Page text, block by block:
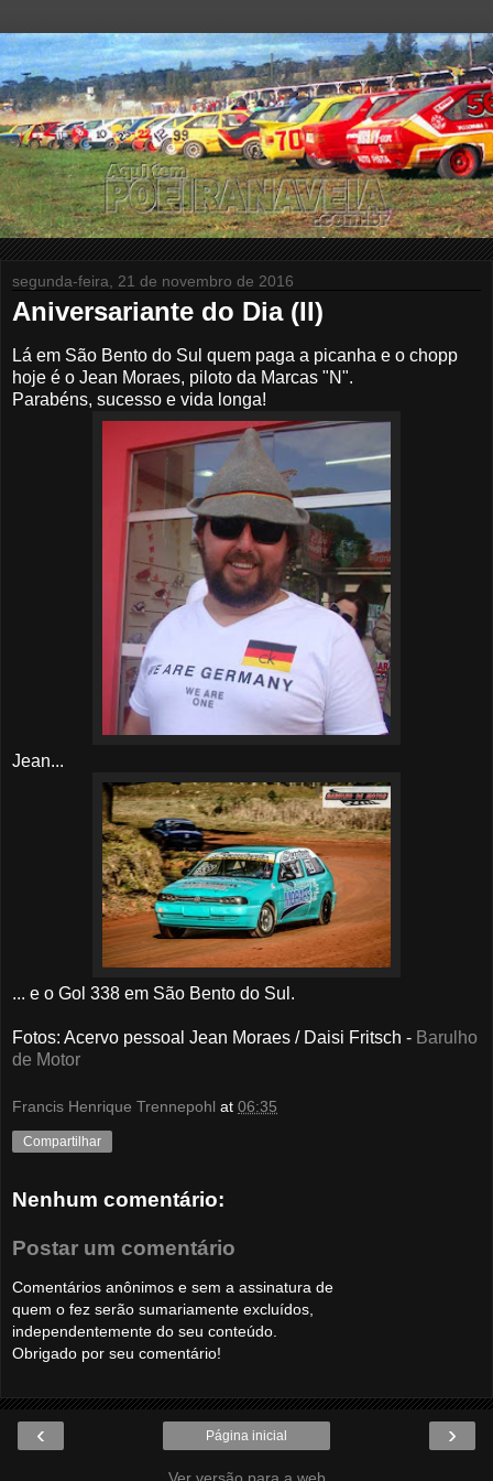
segunda-feira, 21 de novembro de 2016
Aniversariante do Dia (II)
Lá em São Bento do Sul quem paga a picanha e o chopp
hoje é o Jean Moraes, piloto da Marcas "N".
Parabéns, sucesso e vida longa!
Jean...
... e o Gol 338 em São Bento do Sul.
Fotos: Acervo pessoal Jean Moraes / Daisi Fritsch - Barulho
de Motor
Francis Henrique Trennepohl at 06:35
Compartilhar
Nenhum comentário:
Postar um comentário
Comentários anônimos e sem a assinatura de
quem o fez serão sumariamente excluídos,
independentemente do seu conteúdo.
Obrigado por seu comentário!
‹ ›
Página inicial
Ver versão para a web